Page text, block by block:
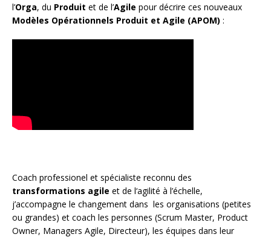
l’Orga, du Produit et de l’Agile pour décrire ces nouveaux
Modèles Opérationnels Produit et Agile (APOM) :
Coach professionel et spécialiste reconnu des
transformations agile et de l‘agilité à l’échelle,
j’accompagne le changement dans les organisations (petites
ou grandes) et coach les personnes (Scrum Master, Product
Owner, Managers Agile, Directeur), les équipes dans leur